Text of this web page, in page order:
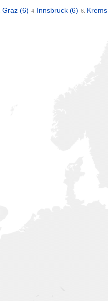
Graz (6) 4. Innsbruck (6) 6. Krems